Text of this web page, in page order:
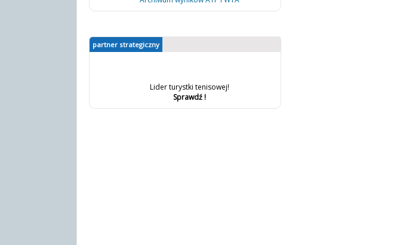
partner strategiczny
Lider turystki tenisowej!
Sprawdź !